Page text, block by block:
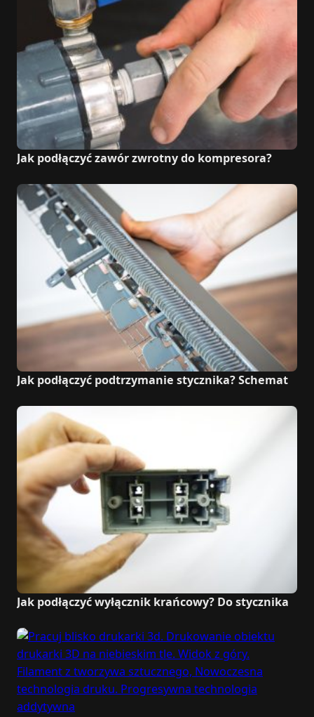
Jak podłączyć zawór zwrotny do kompresora?
Jak podłączyć podtrzymanie stycznika? Schemat
Jak podłączyć wyłącznik krańcowy? Do stycznika